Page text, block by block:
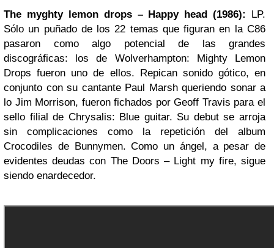
The myghty lemon drops – Happy head (1986):
LP.
Sólo un puñado de los 22 temas que figuran en la C86
pasaron como algo potencial de las grandes
discográficas: los de Wolverhampton: Mighty Lemon
Drops fueron uno de ellos. Repican sonido gótico, en
conjunto con su cantante Paul Marsh queriendo sonar a
lo Jim Morrison, fueron fichados por Geoff Travis para el
sello filial de Chrysalis: Blue guitar. Su debut se arroja
sin complicaciones como la repetición del album
Crocodiles de Bunnymen. Como un ángel, a pesar de
evidentes deudas con The Doors – Light my fire, sigue
siendo enardecedor.